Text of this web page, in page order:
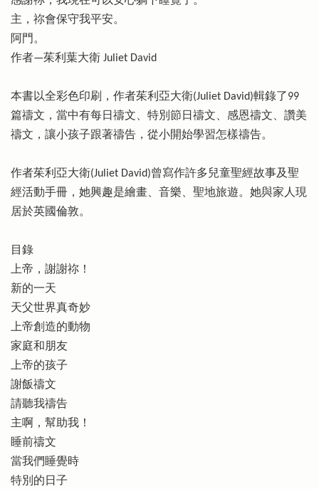
主，祢會保守我平安。
阿門。
作者—茱利葉大衛 Juliet David
本書以全彩色印刷，作者茱利亞大衛(Juliet David)輯錄了99
篇禱文，當中有每日禱文、特別節日禱文、感恩禱文、讚美
禱文，讓小孩子跟著禱告，從小開始學習怎樣禱告。
作者茱利亞大衛(Juliet David)曾寫作許多兒童聖經故事及聖
經活動手冊，她興趣是繪畫、音樂、聖地旅遊。她與家人現
居於英國倫敦。
目錄
上帝，謝謝祢！
新的一天
天父世界真奇妙
上帝創造的動物
家庭和朋友
上帝的孩子
謝飯禱文
請聽我禱告
主啊，幫助我！
睡前禱文
當我們睡覺時
特別的日子